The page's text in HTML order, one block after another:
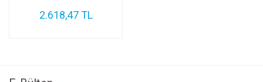
2.618,47 TL